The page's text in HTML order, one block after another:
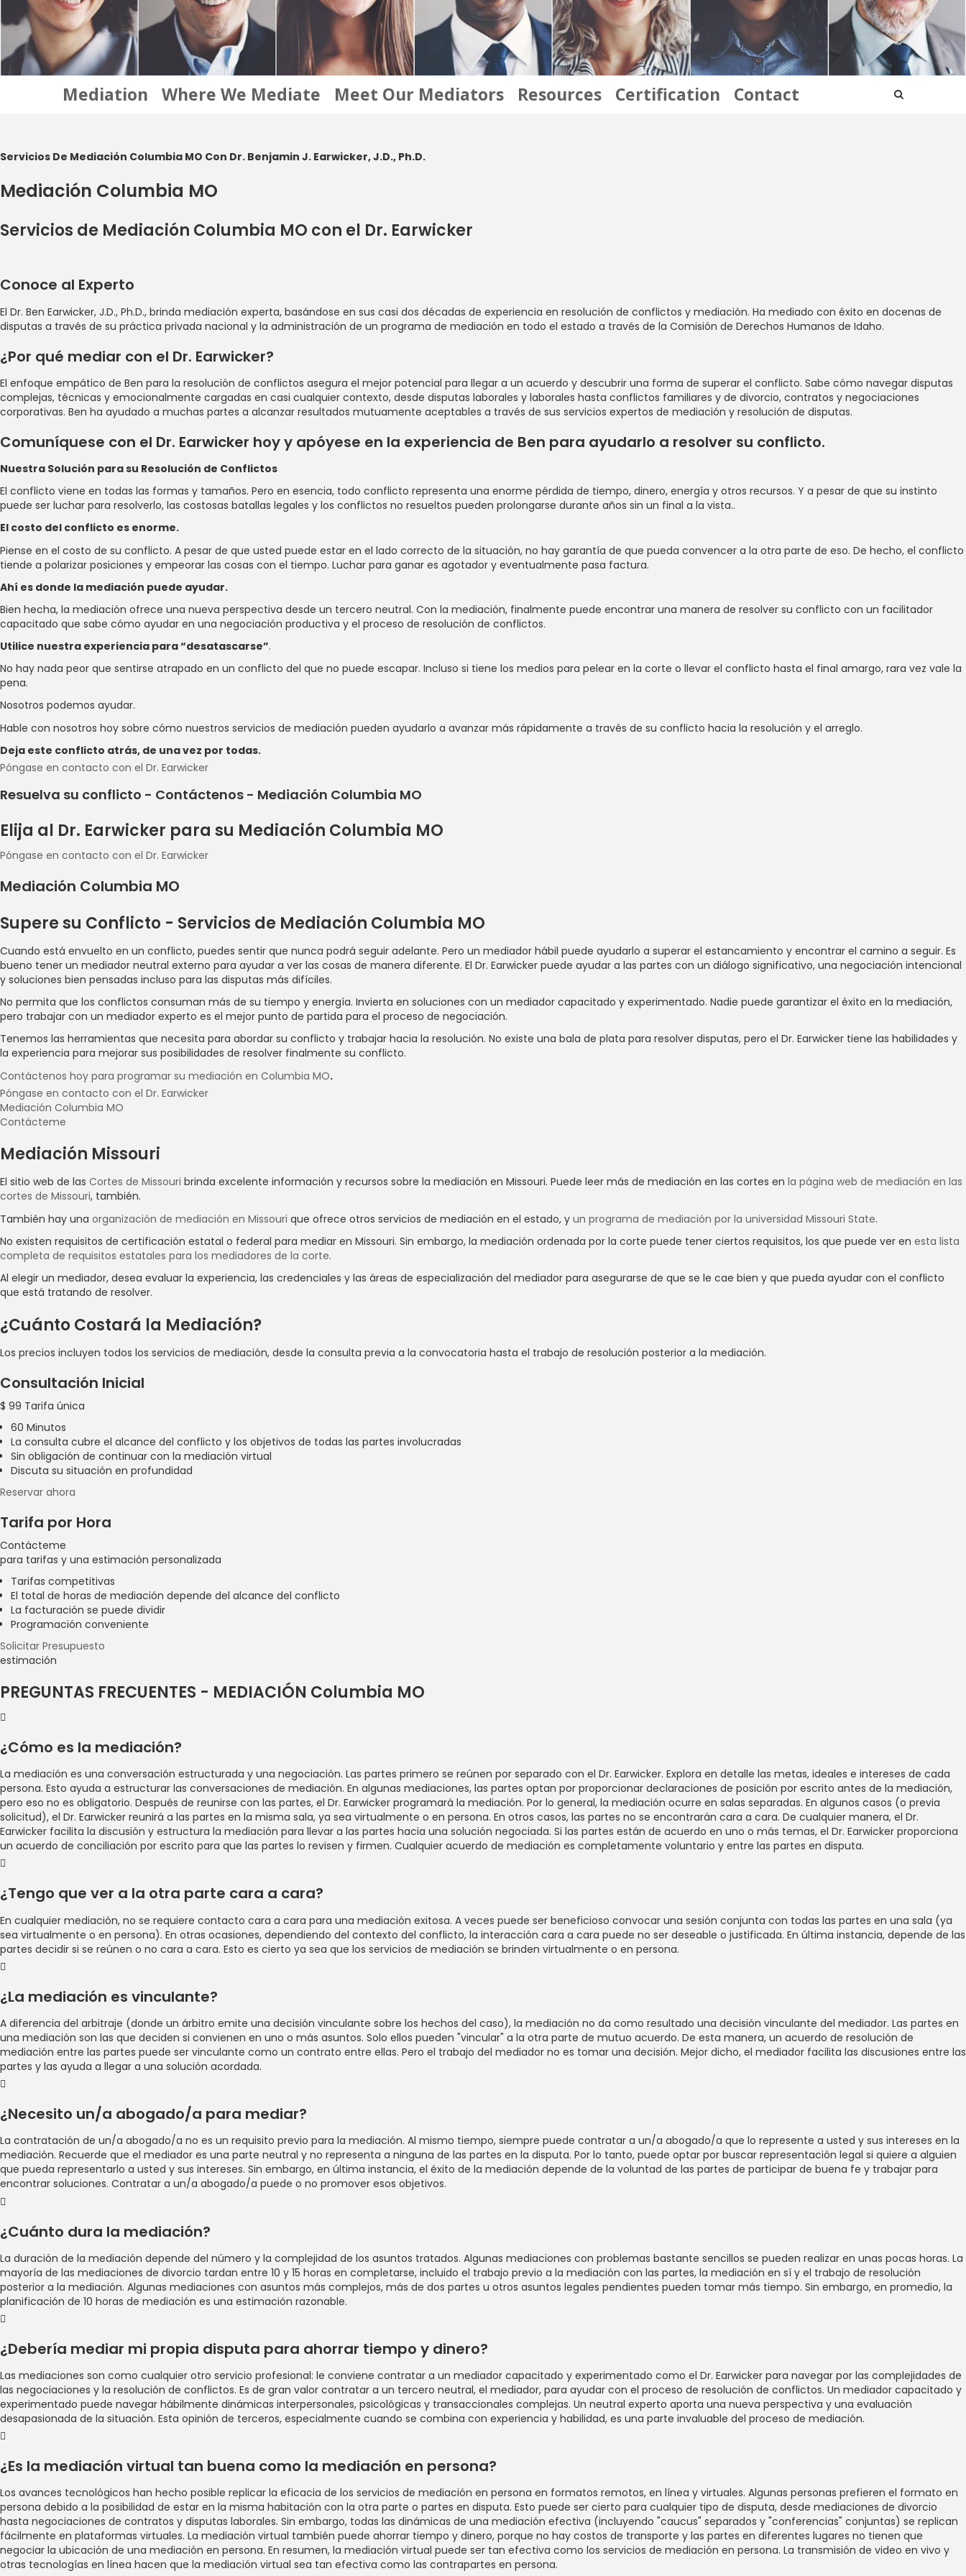
to
content
Mediation Where We Mediate Meet Our Mediators Resources Certification Contact
Servicios De Mediación Columbia MO Con Dr. Benjamin J. Earwicker, J.D., Ph.D.
Mediación Columbia MO
Servicios de Mediación Columbia MO con el Dr. Earwicker
Conoce al Experto
El Dr. Ben Earwicker, J.D., Ph.D., brinda mediación experta, basándose en sus casi dos décadas de experiencia en resolución de conflictos y mediación. Ha mediado con éxito en docenas de
disputas a través de su práctica privada nacional y la administración de un programa de mediación en todo el estado a través de la Comisión de Derechos Humanos de Idaho.
¿Por qué mediar con el Dr. Earwicker?
El enfoque empático de Ben para la resolución de conflictos asegura el mejor potencial para llegar a un acuerdo y descubrir una forma de superar el conflicto. Sabe cómo navegar disputas
complejas, técnicas y emocionalmente cargadas en casi cualquier contexto, desde disputas laborales y laborales hasta conflictos familiares y de divorcio, contratos y negociaciones
corporativas. Ben ha ayudado a muchas partes a alcanzar resultados mutuamente aceptables a través de sus servicios expertos de mediación y resolución de disputas.
Comuníquese con el Dr. Earwicker hoy y apóyese en la experiencia de Ben para ayudarlo a resolver su conflicto.
Nuestra Solución para su Resolución de Conflictos
El conflicto viene en todas las formas y tamaños. Pero en esencia, todo conflicto representa una enorme pérdida de tiempo, dinero, energía y otros recursos. Y a pesar de que su instinto
puede ser luchar para resolverlo, las costosas batallas legales y los conflictos no resueltos pueden prolongarse durante años sin un final a la vista..
El costo del conflicto es enorme.
Piense en el costo de su conflicto. A pesar de que usted puede estar en el lado correcto de la situación, no hay garantía de que pueda convencer a la otra parte de eso. De hecho, el conflicto
tiende a polarizar posiciones y empeorar las cosas con el tiempo. Luchar para ganar es agotador y eventualmente pasa factura.
Ahí es donde la mediación puede ayudar.
Bien hecha, la mediación ofrece una nueva perspectiva desde un tercero neutral. Con la mediación, finalmente puede encontrar una manera de resolver su conflicto con un facilitador
capacitado que sabe cómo ayudar en una negociación productiva y el proceso de resolución de conflictos.
Utilice nuestra experiencia para “desatascarse”.
No hay nada peor que sentirse atrapado en un conflicto del que no puede escapar. Incluso si tiene los medios para pelear en la corte o llevar el conflicto hasta el final amargo, rara vez vale la
pena.
Nosotros podemos ayudar.
Hable con nosotros hoy sobre cómo nuestros servicios de mediación pueden ayudarlo a avanzar más rápidamente a través de su conflicto hacia la resolución y el arreglo.
Deja este conflicto atrás, de una vez por todas.
Póngase en contacto con el Dr. Earwicker
Resuelva su conflicto - Contáctenos - Mediación Columbia MO
Elija al Dr. Earwicker para su Mediación Columbia MO
Póngase en contacto con el Dr. Earwicker
Mediación Columbia MO
Supere su Conflicto - Servicios de Mediación Columbia MO
Cuando está envuelto en un conflicto, puedes sentir que nunca podrá seguir adelante. Pero un mediador hábil puede ayudarlo a superar el estancamiento y encontrar el camino a seguir. Es
bueno tener un mediador neutral externo para ayudar a ver las cosas de manera diferente. El Dr. Earwicker puede ayudar a las partes con un diálogo significativo, una negociación intencional
y soluciones bien pensadas incluso para las disputas más difíciles.
No permita que los conflictos consuman más de su tiempo y energía. Invierta en soluciones con un mediador capacitado y experimentado. Nadie puede garantizar el éxito en la mediación,
pero trabajar con un mediador experto es el mejor punto de partida para el proceso de negociación.
Tenemos las herramientas que necesita para abordar su conflicto y trabajar hacia la resolución. No existe una bala de plata para resolver disputas, pero el Dr. Earwicker tiene las habilidades y
la experiencia para mejorar sus posibilidades de resolver finalmente su conflicto.
Contáctenos hoy para programar su mediación en Columbia MO.
Póngase en contacto con el Dr. Earwicker
Mediación Columbia MO
Contácteme
Mediación Missouri
El sitio web de las Cortes de Missouri brinda excelente información y recursos sobre la mediación en Missouri. Puede leer más de mediación en las cortes en la página web de mediación en las
cortes de Missouri, también.
También hay una organización de mediación en Missouri que ofrece otros servicios de mediación en el estado, y un programa de mediación por la universidad Missouri State.
No existen requisitos de certificación estatal o federal para mediar en Missouri. Sin embargo, la mediación ordenada por la corte puede tener ciertos requisitos, los que puede ver en esta lista
completa de requisitos estatales para los mediadores de la corte.
Al elegir un mediador, desea evaluar la experiencia, las credenciales y las áreas de especialización del mediador para asegurarse de que se le cae bien y que pueda ayudar con el conflicto
que está tratando de resolver.
¿Cuánto Costará la Mediación?
Los precios incluyen todos los servicios de mediación, desde la consulta previa a la convocatoria hasta el trabajo de resolución posterior a la mediación.
Consultación Inicial
$ 99 Tarifa única
60 Minutos
La consulta cubre el alcance del conflicto y los objetivos de todas las partes involucradas
Sin obligación de continuar con la mediación virtual
Discuta su situación en profundidad
Reservar ahora
Tarifa por Hora
Contácteme
para tarifas y una estimación personalizada
Tarifas competitivas
El total de horas de mediación depende del alcance del conflicto
La facturación se puede dividir
Programación conveniente
Solicitar Presupuesto
estimación
PREGUNTAS FRECUENTES - MEDIACIÓN Columbia MO
¿Cómo es la mediación?
La mediación es una conversación estructurada y una negociación. Las partes primero se reúnen por separado con el Dr. Earwicker. Explora en detalle las metas, ideales e intereses de cada
persona. Esto ayuda a estructurar las conversaciones de mediación. En algunas mediaciones, las partes optan por proporcionar declaraciones de posición por escrito antes de la mediación,
pero eso no es obligatorio. Después de reunirse con las partes, el Dr. Earwicker programará la mediación. Por lo general, la mediación ocurre en salas separadas. En algunos casos (o previa
solicitud), el Dr. Earwicker reunirá a las partes en la misma sala, ya sea virtualmente o en persona. En otros casos, las partes no se encontrarán cara a cara. De cualquier manera, el Dr.
Earwicker facilita la discusión y estructura la mediación para llevar a las partes hacia una solución negociada. Si las partes están de acuerdo en uno o más temas, el Dr. Earwicker proporciona
un acuerdo de conciliación por escrito para que las partes lo revisen y firmen. Cualquier acuerdo de mediación es completamente voluntario y entre las partes en disputa.
¿Tengo que ver a la otra parte cara a cara?
En cualquier mediación, no se requiere contacto cara a cara para una mediación exitosa. A veces puede ser beneficioso convocar una sesión conjunta con todas las partes en una sala (ya
sea virtualmente o en persona). En otras ocasiones, dependiendo del contexto del conflicto, la interacción cara a cara puede no ser deseable o justificada. En última instancia, depende de las
partes decidir si se reúnen o no cara a cara. Esto es cierto ya sea que los servicios de mediación se brinden virtualmente o en persona.
¿La mediación es vinculante?
A diferencia del arbitraje (donde un árbitro emite una decisión vinculante sobre los hechos del caso), la mediación no da como resultado una decisión vinculante del mediador. Las partes en
una mediación son las que deciden si convienen en uno o más asuntos. Solo ellos pueden "vincular" a la otra parte de mutuo acuerdo. De esta manera, un acuerdo de resolución de
mediación entre las partes puede ser vinculante como un contrato entre ellas. Pero el trabajo del mediador no es tomar una decisión. Mejor dicho, el mediador facilita las discusiones entre las
partes y las ayuda a llegar a una solución acordada.
¿Necesito un/a abogado/a para mediar?
La contratación de un/a abogado/a no es un requisito previo para la mediación. Al mismo tiempo, siempre puede contratar a un/a abogado/a que lo represente a usted y sus intereses en la
mediación. Recuerde que el mediador es una parte neutral y no representa a ninguna de las partes en la disputa. Por lo tanto, puede optar por buscar representación legal si quiere a alguien
que pueda representarlo a usted y sus intereses. Sin embargo, en última instancia, el éxito de la mediación depende de la voluntad de las partes de participar de buena fe y trabajar para
encontrar soluciones. Contratar a un/a abogado/a puede o no promover esos objetivos.
¿Cuánto dura la mediación?
La duración de la mediación depende del número y la complejidad de los asuntos tratados. Algunas mediaciones con problemas bastante sencillos se pueden realizar en unas pocas horas. La
mayoría de las mediaciones de divorcio tardan entre 10 y 15 horas en completarse, incluido el trabajo previo a la mediación con las partes, la mediación en sí y el trabajo de resolución
posterior a la mediación. Algunas mediaciones con asuntos más complejos, más de dos partes u otros asuntos legales pendientes pueden tomar más tiempo. Sin embargo, en promedio, la
planificación de 10 horas de mediación es una estimación razonable.
¿Debería mediar mi propia disputa para ahorrar tiempo y dinero?
Las mediaciones son como cualquier otro servicio profesional: le conviene contratar a un mediador capacitado y experimentado como el Dr. Earwicker para navegar por las complejidades de
las negociaciones y la resolución de conflictos. Es de gran valor contratar a un tercero neutral, el mediador, para ayudar con el proceso de resolución de conflictos. Un mediador capacitado y
experimentado puede navegar hábilmente dinámicas interpersonales, psicológicas y transaccionales complejas. Un neutral experto aporta una nueva perspectiva y una evaluación
desapasionada de la situación. Esta opinión de terceros, especialmente cuando se combina con experiencia y habilidad, es una parte invaluable del proceso de mediación.
¿Es la mediación virtual tan buena como la mediación en persona?
Los avances tecnológicos han hecho posible replicar la eficacia de los servicios de mediación en persona en formatos remotos, en línea y virtuales. Algunas personas prefieren el formato en
persona debido a la posibilidad de estar en la misma habitación con la otra parte o partes en disputa. Esto puede ser cierto para cualquier tipo de disputa, desde mediaciones de divorcio
hasta negociaciones de contratos y disputas laborales. Sin embargo, todas las dinámicas de una mediación efectiva (incluyendo "caucus" separados y "conferencias" conjuntas) se replican
fácilmente en plataformas virtuales. La mediación virtual también puede ahorrar tiempo y dinero, porque no hay costos de transporte y las partes en diferentes lugares no tienen que
negociar la ubicación de una mediación en persona. En resumen, la mediación virtual puede ser tan efectiva como los servicios de mediación en persona. La transmisión de video en vivo y
otras tecnologías en línea hacen que la mediación virtual sea tan efectiva como las contrapartes en persona.